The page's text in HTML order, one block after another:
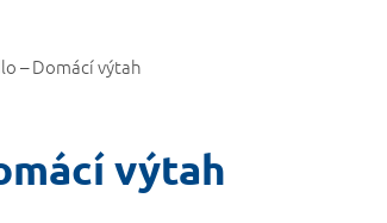
– Domácí výtah
výtah